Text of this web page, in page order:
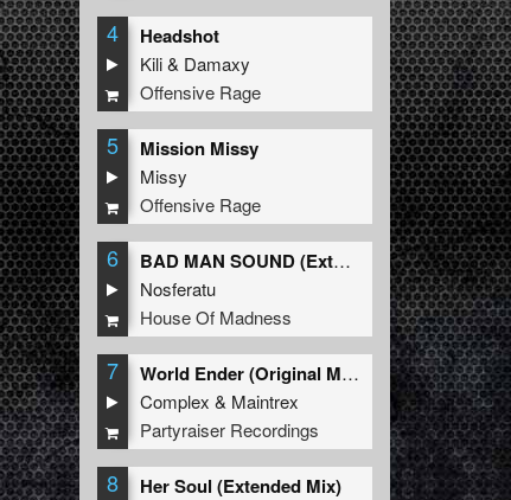
4 Headshot
Kili& Damaxy
Offensive Rage
5 Mission Missy
Missy
Offensive Rage
6
BAD MAN SOUND (Extended Mix)
Nosferatu
House Of Madness
7
World Ender (Original Mix)
Complex & Maintrex
Partyraiser Recordings
8 Her Soul (Extended Mix)